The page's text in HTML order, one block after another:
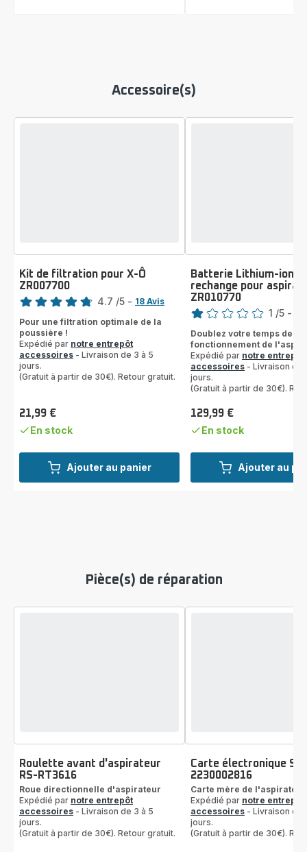
Accessoire(s)
Ajouter au panier
Kit de filtration pour X-Ô
ZR007700
Note
4.7 /5 - 18 Avis
Pour une filtration optimale de la
poussière !
Expédié par notre entrepôt
accessoires - Livraison de 3 à 5
jours.
(Gratuit à partir de 30€). Retour gratuit.
Prix
21,99 €
En stock
Ajouter au
Batterie Lithium-ion
rechange pour
ZR010770
Note
1
étoile
(moyenne)
1 /5 -
Doublez votre temps de
fonctionnement de
Expédié par notre entrepôt
accessoires - Livraison de
jours.
(Gratuit à partir de 30€).
Prix
129,99 €
En stock
Pièce(s) de réparation
Roulette avant d'aspirateur
RS-RT3616
Roue directionnelle d'aspirateur
Expédié par notre entrepôt
accessoires - Livraison de 3 à 5
jours.
(Gratuit à partir de 30€). Retour gratuit.
Carte électronique SS-
2230002816
Carte mère de l'aspirateur
Expédié par notre entrepôt
accessoires - Livraison de
jours.
(Gratuit à partir de 30€).